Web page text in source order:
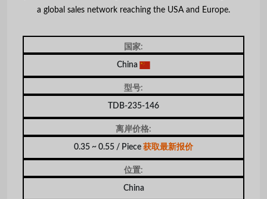
a global sales network reaching the USA and Europe.
国家:
China
型号:
TDB-235-146
离岸价格:
0.35 ~ 0.55 / Piece 获取最新报价
位置:
China